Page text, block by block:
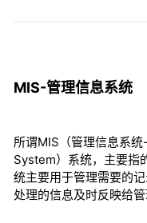
MIS-管理信息系统
所谓MIS（管理信息系
System）系统，主要指
统主要用于管理需要的
处理的信息及时反映给